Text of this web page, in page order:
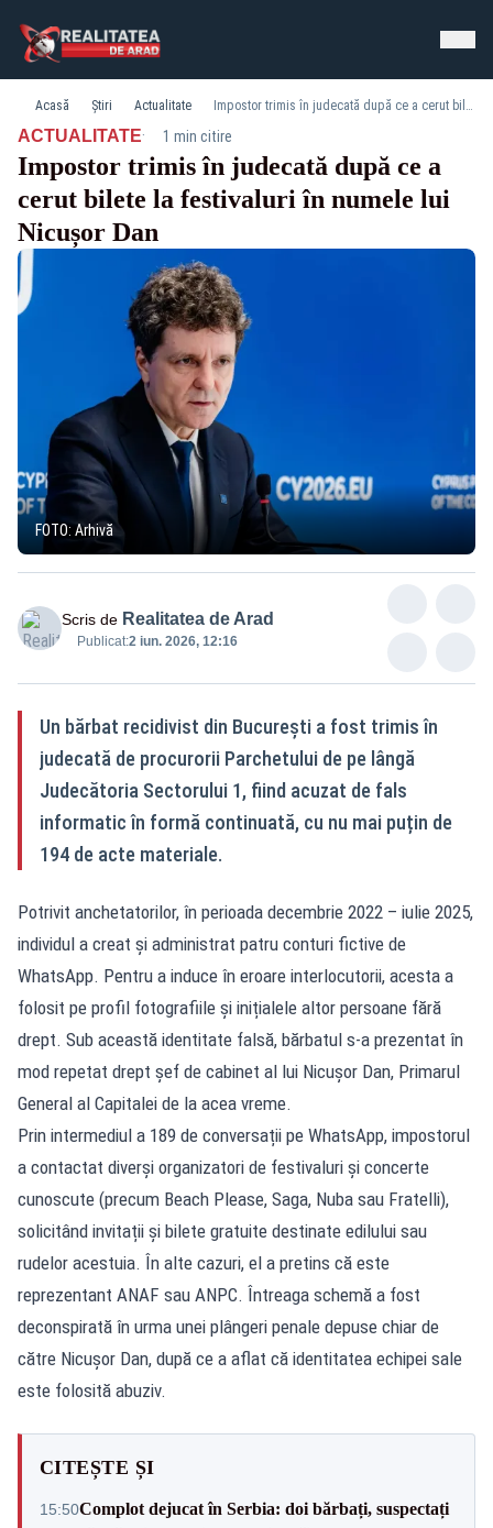
Acasă Știri Actualitate Impostor trimis în judecată după ce a cerut bilete la festivaluri în numele lui Nicușor Dan
ACTUALITATE· 1 min citire
Impostor trimis în judecată după ce a
cerut bilete la festivaluri în numele lui
Nicușor Dan
FOTO: Arhivă
Scris de Realitatea de Arad
Publicat:2 iun. 2026, 12:16
Un bărbat recidivist din București a fost trimis în
judecată de procurorii Parchetului de pe lângă
Judecătoria Sectorului 1, fiind acuzat de fals
informatic în formă continuată, cu nu mai puțin de
194 de acte materiale.
Potrivit anchetatorilor, în perioada decembrie 2022 – iulie 2025,
individul a creat și administrat patru conturi fictive de
WhatsApp. Pentru a induce în eroare interlocutorii, acesta a
folosit pe profil fotografiile și inițialele altor persoane fără
drept. Sub această identitate falsă, bărbatul s-a prezentat în
mod repetat drept șef de cabinet al lui Nicușor Dan, Primarul
General al Capitalei de la acea vreme.
Prin intermediul a 189 de conversații pe WhatsApp, impostorul
a contactat diverși organizatori de festivaluri și concerte
cunoscute (precum Beach Please, Saga, Nuba sau Fratelli),
solicitând invitații și bilete gratuite destinate edilului sau
rudelor acestuia. În alte cazuri, el a pretins că este
reprezentant ANAF sau ANPC. Întreaga schemă a fost
deconspirată în urma unei plângeri penale depuse chiar de
către Nicușor Dan, după ce a aflat că identitatea echipei sale
este folosită abuziv.
CITEȘTE ȘI
15:50Complot dejucat în Serbia: doi bărbați, suspectați